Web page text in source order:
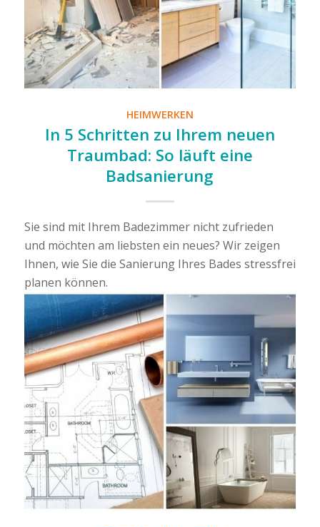
HEIMWERKEN
In 5 Schritten zu Ihrem neuen
Traumbad: So läuft eine
Badsanierung
Sie sind mit Ihrem Badezimmer nicht zufrieden
und möchten am liebsten ein neues? Wir zeigen
Ihnen, wie Sie die Sanierung Ihres Bades stressfrei
planen können.